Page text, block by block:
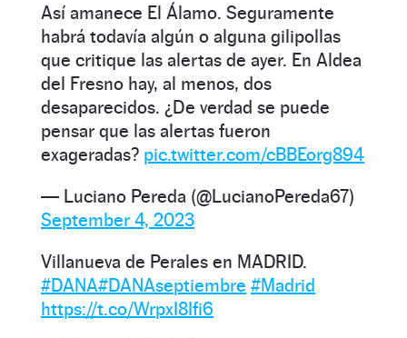
Así amanece El Álamo. Seguramente
habrá todavía algún o alguna gilipollas
que critique las alertas de ayer. En Aldea
del Fresno hay, al menos, dos
desaparecidos. ¿De verdad se puede
pensar que las alertas fueron
exageradas? pic.twitter.com/cBBEorg894
— Luciano Pereda (@LucianoPereda67)
September 4, 2023
Villanueva de Perales en MADRID.
#DANA#DANAseptiembre #Madrid
https://t.co/WrpxI8Ifi6